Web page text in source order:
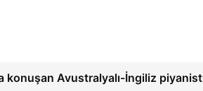
konuşan Avustralyalı-İngiliz piyanist